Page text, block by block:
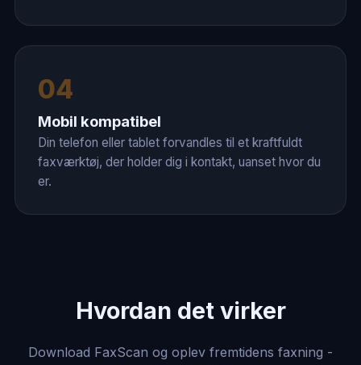
04
Mobil kompatibel
Din telefon eller tablet forvandles til et kraftfuldt
faxværktøj, der holder dig i kontakt, uanset hvor du
er.
Hvordan det virker
Download FaxScan og oplev fremtidens faxning -